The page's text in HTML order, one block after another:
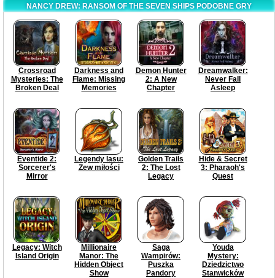
NANCY DREW: RANSOM OF THE SEVEN SHIPS PODOBNE GRY
Crossroad
Mysteries: The
Broken Deal
Darkness and
Flame: Missing
Memories
Demon Hunter
2: A New
Chapter
Dreamwalker:
Never Fall
Asleep
Eventide 2:
Sorcerer's
Mirror
Legendy lasu:
Zew miłości
Golden Trails
2: The Lost
Legacy
Hide & Secret
3: Pharaoh's
Quest
Legacy: Witch
Island Origin
Millionaire
Manor: The
Hidden Object
Show
Saga
Wampirów:
Puszka
Pandory
Youda
Mystery:
Dziedzictwo
Stanwicków